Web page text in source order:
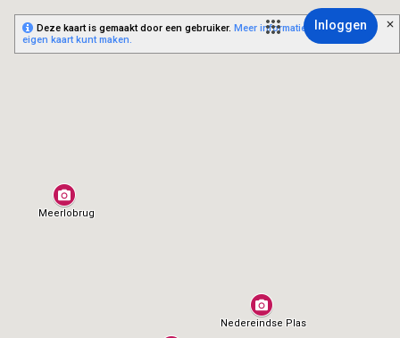
Inloggen
Nedereindse Plas
Meerlobrug
Deze kaart is gemaakt door een gebruiker. Meer informatie over hoe je je
eigen kaart kunt maken.